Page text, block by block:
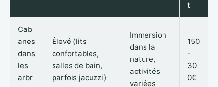
t
Cab
anes
dans
les
arbr
Élevé (lits
confortables,
salles de bain,
parfois jacuzzi)
Immersion
dans la
nature,
activités
variées
150
-
30
0€